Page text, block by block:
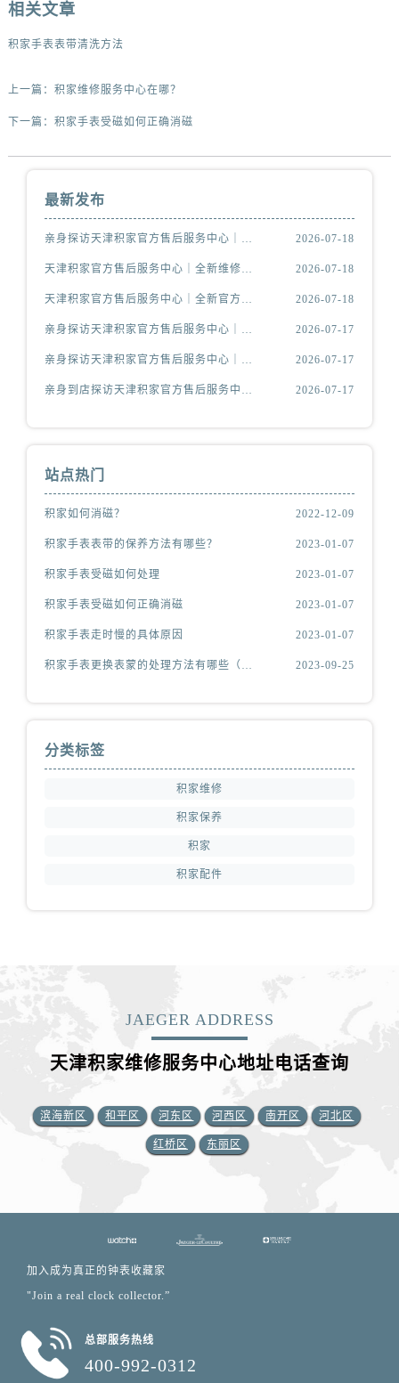
相关文章
积家手表表带清洗方法
上一篇： 积家维修服务中心在哪？
下一篇： 积家手表受磁如何正确消磁
最新发布
亲身探访天津积家官方售后服务中心｜全新电话和维修地址（2026年7月最新） 2026-07-18
天津积家官方售后服务中心｜全新维修地址及服务热线权威信息公示（2026年7月最新） 2026-07-18
天津积家官方售后服务中心｜全新官方地址及客服热线权威信息公示（2026年7月最新） 2026-07-18
亲身探访天津积家官方售后服务中心｜维修地址及售后服务热线（2026年7月最新） 2026-07-17
亲身探访天津积家官方售后服务中心｜详细地址与24小时客服电话（2026年7月最新） 2026-07-17
亲身到店探访天津积家官方售后服务中心｜最新维修地址与客服电话（2026年7月最新） 2026-07-17
站点热门
积家如何消磁？ 2022-12-09
积家手表表带的保养方法有哪些？ 2023-01-07
积家手表受磁如何处理 2023-01-07
积家手表受磁如何正确消磁 2023-01-07
积家手表走时慢的具体原因 2023-01-07
积家手表更换表蒙的处理方法有哪些（积家更换表蒙处理方法是什么） 2023-09-25
分类标签
积家维修
积家保养
积家
积家配件
JAEGER ADDRESS
天津积家维修服务中心地址电话查询
滨海新区 和平区 河东区 河西区 南开区 河北区
红桥区 东丽区
加入成为真正的钟表收藏家
"Join a real clock collector.”
总部服务热线
400-992-0312